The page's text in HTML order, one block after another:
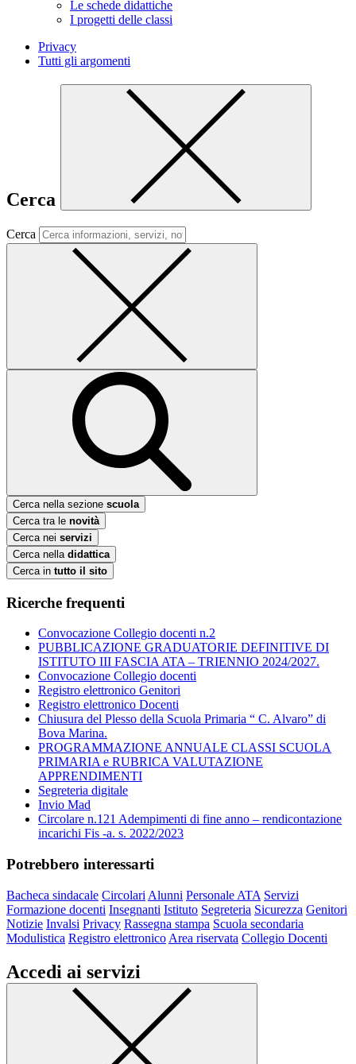
Le schede didattiche
I progetti delle classi
Privacy
Tutti gli argomenti
Cerca
Cerca
Cerca nella sezione scuola
Cerca tra le novità
Cerca nei servizi
Cerca nella didattica
Cerca in tutto il sito
Ricerche frequenti
Convocazione Collegio docenti n.2
PUBBLICAZIONE GRADUATORIE DEFINITIVE DI
ISTITUTO III FASCIA ATA – TRIENNIO 2024/2027.
Convocazione Collegio docenti
Registro elettronico Genitori
Registro elettronico Docenti
Chiusura del Plesso della Scuola Primaria “ C. Alvaro” di
Bova Marina.
PROGRAMMAZIONE ANNUALE CLASSI SCUOLA
PRIMARIA e RUBRICA VALUTAZIONE
APPRENDIMENTI
Segreteria digitale
Invio Mad
Circolare n.121 Adempimenti di fine anno – rendicontazione
incarichi Fis -a. s. 2022/2023
Potrebbero interessarti
Bacheca sindacale Circolari Alunni Personale ATA Servizi
Formazione docenti Insegnanti Istituto Segreteria Sicurezza Genitori
Notizie Invalsi Privacy Rassegna stampa Scuola secondaria
Modulistica Registro elettronico Area riservata Collegio Docenti
Accedi ai servizi